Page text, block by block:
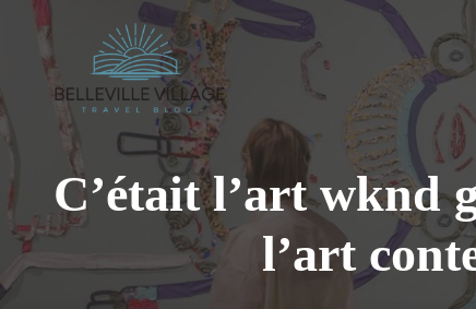
Aller
contenu
C’était l’art wknd
l’art